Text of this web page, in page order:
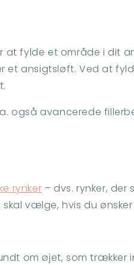
at fylde et område i dit
et ansigtsløft. Ved at
også avancerede
rynker – dvs. rynker, der
vælge, hvis du
om øjet, som